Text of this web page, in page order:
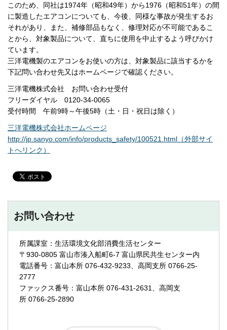
このため、同社は1974年（昭和49年）から1976（昭和51年）の間
に製造したエアコンについても、今後、同様な事故が発生するお
それがあり、また、補修部品もなく、修理対応が不可能であるこ
とから、対象製品について、直ちに使用を中止するよう呼びかけ
ています。
三洋電機製のエアコンをお使いの方は、対象製品に該当するかを
下記問い合わせ先又はホームページで確認ください。
三洋電機株式会社 お問い合わせ受付
フリーダイヤル 0120-34-0065
受付時間 午前9時～午後5時（土・日・祝日は除く）
三洋電機株式会社ホームページ
http://jp.sanyo.com/info/products_safety/100521.html（外部サイ
トへリンク）
お問い合わせ
所属課室：生活環境文化部消費生活センター
〒930-0805 富山市湊入船町6-7 富山県民共生センター内
電話番号：富山本所 076-432-9233、高岡支所 0766-25-
2777
ファックス番号：富山本所 076-431-2631、高岡支
所 0766-25-2890